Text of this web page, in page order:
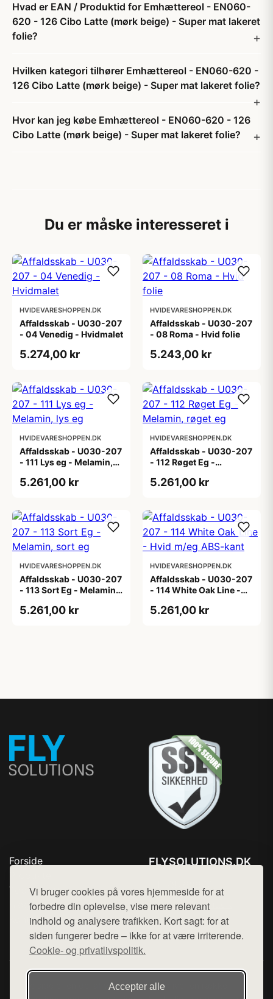
Vi bruger cookies på vores hjemmeside for at
forbedre din oplevelse, vise mere relevant
indhold og analysere trafikken. Kort sagt: for at
siden fungerer bedre – ikke for at være irriterende.
Cookie- og privatlivspolitik.
Accepter alle
Hvad er EAN / Produktid for Emhættereol - EN060-
620 - 126 Cibo Latte (mørk beige) - Super mat lakeret
folie?
Hvilken kategori tilhører Emhættereol - EN060-620 -
126 Cibo Latte (mørk beige) - Super mat lakeret folie?
Hvor kan jeg købe Emhættereol - EN060-620 - 126
Cibo Latte (mørk beige) - Super mat lakeret folie?
Du er måske interesseret i
HVIDEVARESHOPPEN.DK
Affaldsskab - U030-207
- 04 Venedig - Hvidmalet
5.274,00 kr
HVIDEVARESHOPPEN.DK
Affaldsskab - U030-207
- 08 Roma - Hvid folie
5.243,00 kr
HVIDEVARESHOPPEN.DK
Affaldsskab - U030-207
- 111 Lys eg - Melamin,
5.261,00 kr
HVIDEVARESHOPPEN.DK
Affaldsskab - U030-207
- 112 Røget Eg -
5.261,00 kr
HVIDEVARESHOPPEN.DK
Affaldsskab - U030-207
- 113 Sort Eg - Melamin,
5.261,00 kr
HVIDEVARESHOPPEN.DK
Affaldsskab - U030-207
- 114 White Oak Line -
5.261,00 kr
Forside
Top Rabatter
Blog
Kontakt
FLYSOLUTIONS.DK
Mail: hej@want.dk
Cookie- og privatlivspolitik
Denne side er en del af want.dk, der udgiver en række